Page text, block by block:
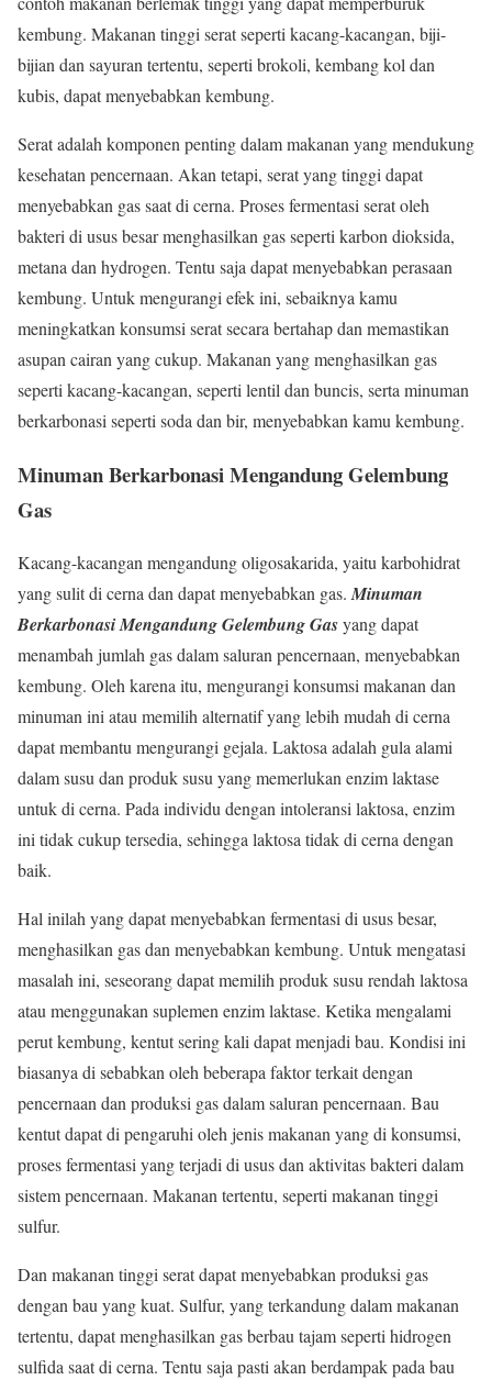
kembung. Makanan tinggi serat seperti kacang-kacangan, biji-
bijian dan sayuran tertentu, seperti brokoli, kembang kol dan
kubis, dapat menyebabkan kembung.
Serat adalah komponen penting dalam makanan yang mendukung
kesehatan pencernaan. Akan tetapi, serat yang tinggi dapat
menyebabkan gas saat di cerna. Proses fermentasi serat oleh
bakteri di usus besar menghasilkan gas seperti karbon dioksida,
metana dan hydrogen. Tentu saja dapat menyebabkan perasaan
kembung. Untuk mengurangi efek ini, sebaiknya kamu
meningkatkan konsumsi serat secara bertahap dan memastikan
asupan cairan yang cukup. Makanan yang menghasilkan gas
seperti kacang-kacangan, seperti lentil dan buncis, serta minuman
berkarbonasi seperti soda dan bir, menyebabkan kamu kembung.
Minuman Berkarbonasi Mengandung Gelembung
Gas
Kacang-kacangan mengandung oligosakarida, yaitu karbohidrat
yang sulit di cerna dan dapat menyebabkan gas.Minuman
Berkarbonasi Mengandung Gelembung Gasyang dapat
menambah jumlah gas dalam saluran pencernaan, menyebabkan
kembung. Oleh karena itu, mengurangi konsumsi makanan dan
minuman ini atau memilih alternatif yang lebih mudah di cerna
dapat membantu mengurangi gejala. Laktosa adalah gula alami
dalam susu dan produk susu yang memerlukan enzim laktase
untuk di cerna. Pada individu dengan intoleransi laktosa, enzim
ini tidak cukup tersedia, sehingga laktosa tidak di cerna dengan
baik.
Hal inilah yang dapat menyebabkan fermentasi di usus besar,
menghasilkan gas dan menyebabkan kembung. Untuk mengatasi
masalah ini, seseorang dapat memilih produk susu rendah laktosa
atau menggunakan suplemen enzim laktase. Ketika mengalami
perut kembung, kentut sering kali dapat menjadi bau. Kondisi ini
biasanya di sebabkan oleh beberapa faktor terkait dengan
pencernaan dan produksi gas dalam saluran pencernaan. Bau
kentut dapat di pengaruhi oleh jenis makanan yang di konsumsi,
proses fermentasi yang terjadi di usus dan aktivitas bakteri dalam
sistem pencernaan. Makanan tertentu, seperti makanan tinggi
sulfur.
Dan makanan tinggi serat dapat menyebabkan produksi gas
dengan bau yang kuat. Sulfur, yang terkandung dalam makanan
tertentu, dapat menghasilkan gas berbau tajam seperti hidrogen
sulfida saat di cerna. Tentu saja pasti akan berdampak pada bau